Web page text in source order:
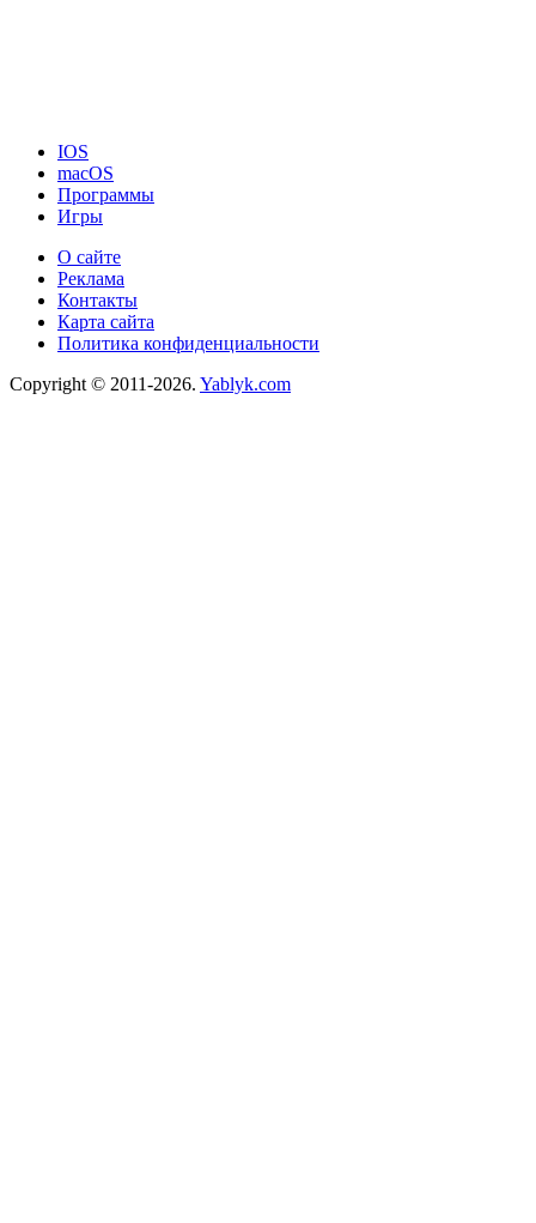
IOS
macOS
Программы
Игры
О сайте
Реклама
Контакты
Карта сайта
Политика конфиденциальности
Copyright © 2011-2026. Yablyk.сom